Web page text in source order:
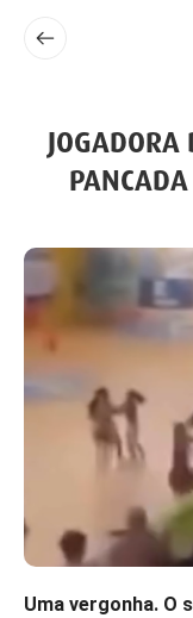
JOGADORA
Uma vergonha. O